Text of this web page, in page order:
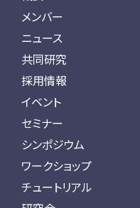
メンバー
ニュース
共同研究
採用情報
イベント
セミナー
シンポジウム
ワークショップ
チュートリアル